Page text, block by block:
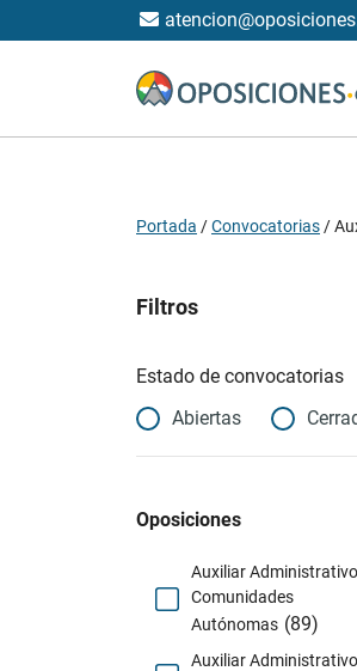
Portada /Convocatorias /
Filtros
Estado de convocatorias
Abiertas
Oposiciones
Auxiliar
Comunidades
Autónomas (89)
Auxiliar